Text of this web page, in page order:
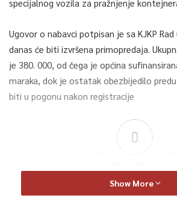
specijalnog vozila za pražnjenje
Ugovor o nabavci potpisan je sa KJKP
danas će biti izvršena primopredaja.
je 380. 000, od čega je općina
maraka, dok je ostatak obezbijedilo
biti u pogonu nakon registracije
0
Show More